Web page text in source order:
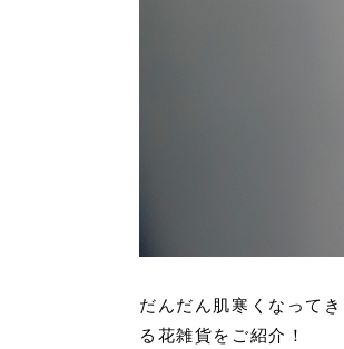
だんだん肌寒くなって
る花雑貨をご紹介！